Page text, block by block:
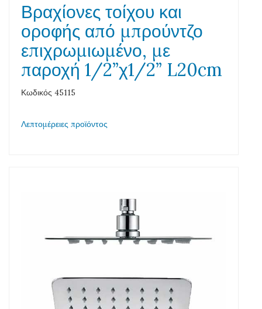
Βραχίονες τοίχου και
οροφής από μπρούντζο
επιχρωμιωμένο, με
παροχή 1/2”χ1/2” L20cm
Κωδικός 45115
Λεπτομέρειες προϊόντος